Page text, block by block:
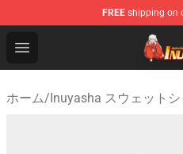
FREE shipping on
Open menu
Inuyasha Store - Official
ホーム/Inuyasha スウェットシ